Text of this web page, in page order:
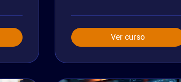
Ver curso